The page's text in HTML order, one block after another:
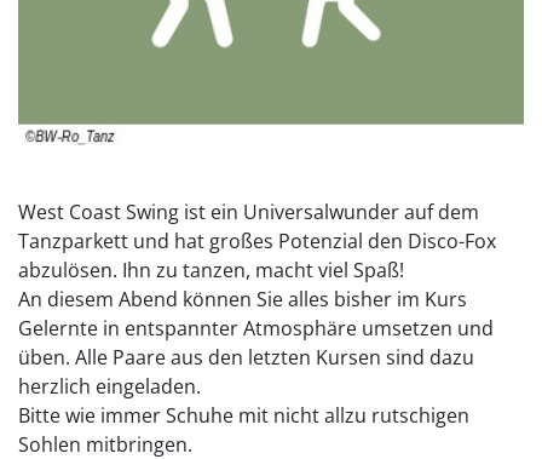
West Coast Swing ist ein Universalwunder auf dem
Tanzparkett und hat großes Potenzial den Disco-Fox
abzulösen. Ihn zu tanzen, macht viel Spaß!
An diesem Abend können Sie alles bisher im Kurs
Gelernte in entspannter Atmosphäre umsetzen und
üben. Alle Paare aus den letzten Kursen sind dazu
herzlich eingeladen.
Bitte wie immer Schuhe mit nicht allzu rutschigen
Sohlen mitbringen.